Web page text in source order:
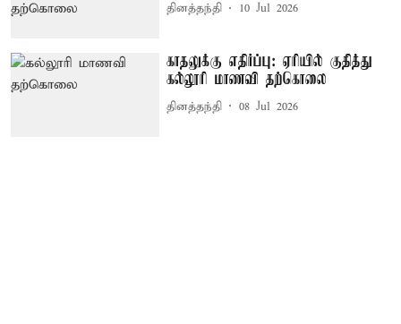
தினத்தந்தி 10 Jul 2026
காதலுக்கு எதிர்ப்பு: ஏரியில் குதித்து
கல்லூரி மாணவி தற்கொலை
தினத்தந்தி 08 Jul 2026